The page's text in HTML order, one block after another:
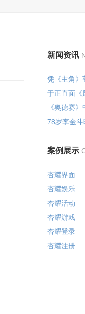
新闻资讯
案例展示
杏耀界面
杏耀娱乐
杏耀活动
杏耀游戏
杏耀登录
杏耀注册